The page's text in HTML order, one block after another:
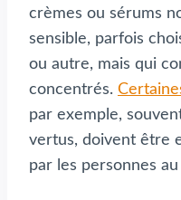
crèmes ou sérums
sensible, parfois
ou autre, mais qui
concentrés.
par exemple,
vertus, doivent être
par les personnes